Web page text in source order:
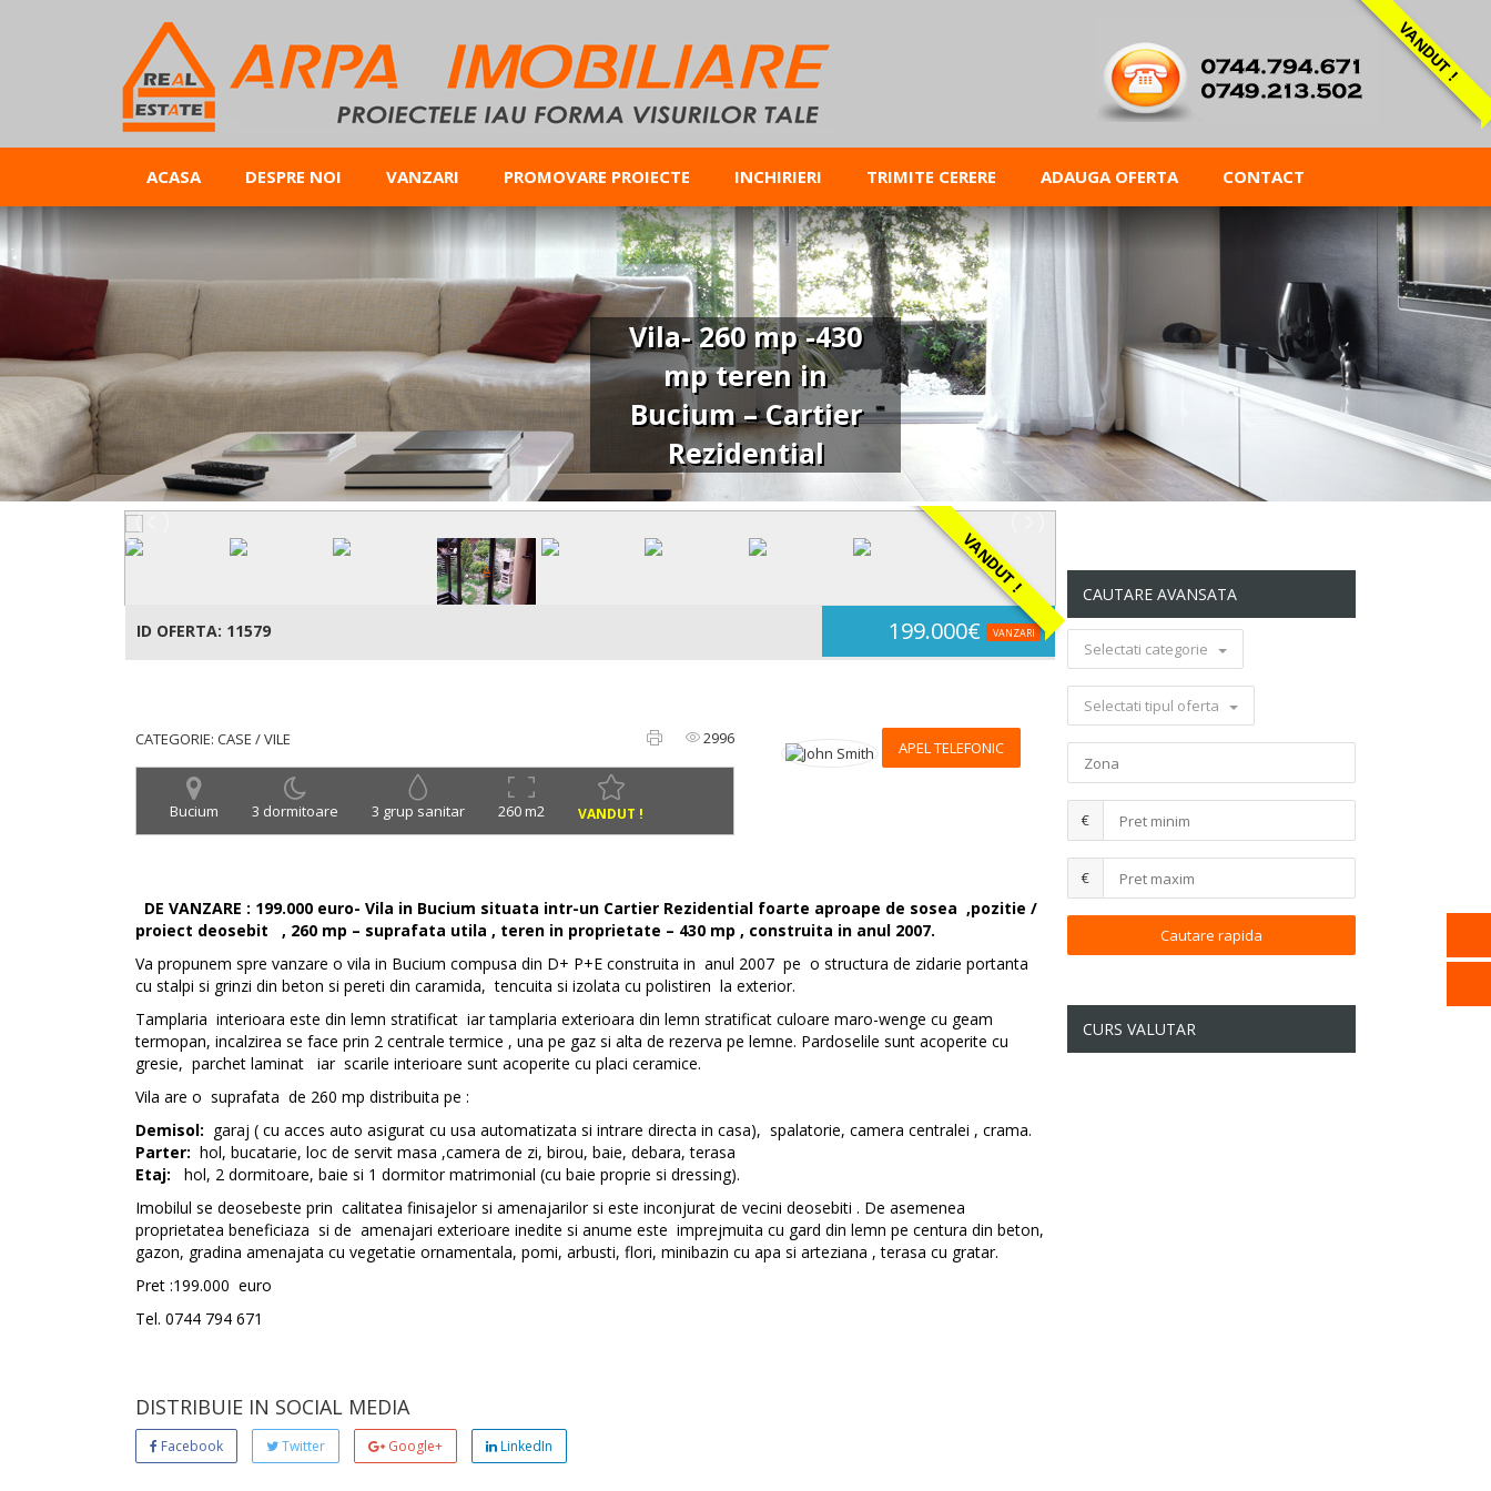
ACASA DESPRE NOI VANZARI PROMOVARE PROIECTE INCHIRIERI TRIMITE CERERE ADAUGA OFERTA CONTACT
Vila- 260 mp -430
mp teren in
Bucium – Cartier
Rezidential
VANDUT !
VANDUT !
ID OFERTA: 11579 199.000€ VANZARI
CATEGORIE: CASE / VILE 2996
Bucium 3 dormitoare 3 grup sanitar 260 m2 VANDUT !
APEL TELEFONIC
DE VANZARE : 199.000 euro- Vila in Bucium situata intr-un Cartier Rezidential foarte aproape de sosea ,pozitie /
proiect deosebit , 260 mp – suprafata utila , teren in proprietate – 430 mp , construita in anul 2007.
Va propunem spre vanzare o vila in Bucium compusa din D+ P+E construita in anul 2007 pe o structura de zidarie portanta
cu stalpi si grinzi din beton si pereti din caramida, tencuita si izolata cu polistiren la exterior.
Tamplaria interioara este din lemn stratificat iar tamplaria exterioara din lemn stratificat culoare maro-wenge cu geam
termopan, incalzirea se face prin 2 centrale termice , una pe gaz si alta de rezerva pe lemne. Pardoselile sunt acoperite cu
gresie, parchet laminat iar scarile interioare sunt acoperite cu placi ceramice.
Vila are o suprafata de 260 mp distribuita pe :
Demisol: garaj ( cu acces auto asigurat cu usa automatizata si intrare directa in casa), spalatorie, camera centralei , crama.
Parter: hol, bucatarie, loc de servit masa ,camera de zi, birou, baie, debara, terasa
Etaj:
hol, 2 dormitoare, baie si 1 dormitor matrimonial (cu baie proprie si dressing).
Imobilul se deosebeste prin calitatea finisajelor si amenajarilor si este inconjurat de vecini deosebiti . De asemenea
proprietatea beneficiaza si de amenajari exterioare inedite si anume este imprejmuita cu gard din lemn pe centura din beton,
gazon, gradina amenajata cu vegetatie ornamentala, pomi, arbusti, flori, minibazin cu apa si arteziana , terasa cu gratar.
Pret :199.000 euro
Tel. 0744 794 671
DISTRIBUIE IN SOCIAL MEDIA
Facebook Twitter Google+ LinkedIn
CAUTARE AVANSATA
Selectati categorie
Selectati tipul oferta
€
€
CURS VALUTAR